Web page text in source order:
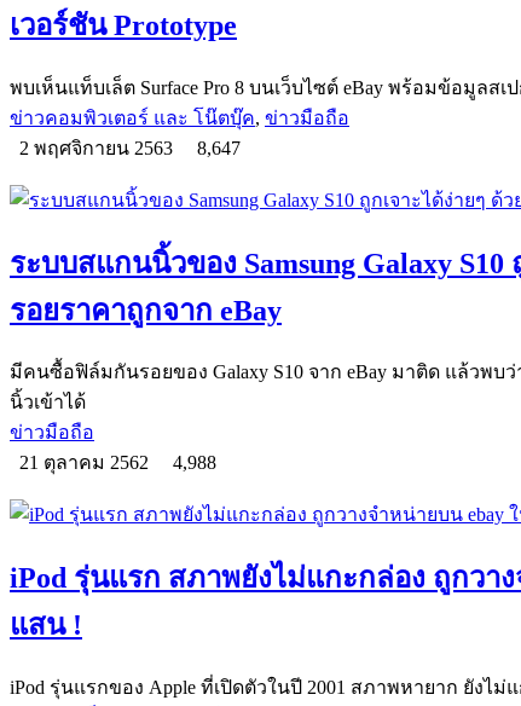
เวอร์ชัน Prototype
พบเห็นแท็บเล็ต Surface Pro 8 บนเว็บไซต์ eBay พร้อมข้อมูลสเ
ข่าวคอมพิวเตอร์ และ โน๊ตบุ๊ค, ข่าวมือถือ
2 พฤศจิกายน 2563
8,647
ระบบสแกนนิ้วของ Samsung Galaxy
รอยราคาถูกจาก eBay
มีคนซื้อฟิล์มกันรอยของ Galaxy S10 จาก eBay มาติด แล้วพ
นิ้วเข้าได้
ข่าวมือถือ
21 ตุลาคม 2562
4,988
iPod รุ่นแรก สภาพยังไม่แกะกล่อง ถูกวา
แสน !
iPod รุ่นแรกของ Apple ที่เปิดตัวในปี 2001 สภาพหายาก ยังไ